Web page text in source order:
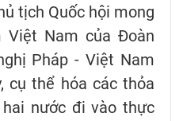
tịch Quốc hội mong
Việt Nam của Đoàn
Pháp - Việt Nam
cụ thể hóa các thỏa
nước đi vào thực